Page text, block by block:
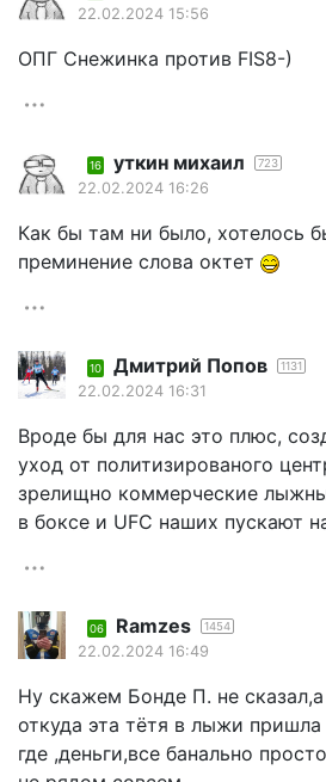
22.02.2024 15:56
ОПГ Снежинка против FIS8-)
16 уткин михаил 723
22.02.2024 16:26
Как бы там ни было, хотелось
преминение слова октет
10 Дмитрий Попов 1131
22.02.2024 16:31
Вроде бы для нас это плюс,
уход от политизированого
зрелищно коммерческие
в боксе и UFC наших пускают
06 Ramzes 1454
22.02.2024 16:49
Ну скажем Бонде П. не
откуда эта тётя в лыжи
где ,деньги,все банально